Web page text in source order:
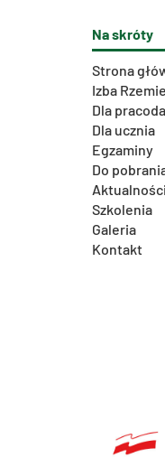
Na skróty
Strona
Izba
Dla
Dla ucznia
Egzaminy
Do
Aktualności
Szkolenia
Galeria
Kontakt